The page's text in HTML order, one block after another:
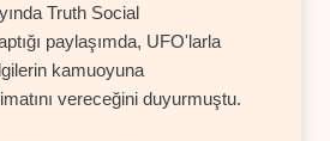
Truth Social
paylaşımda, UFO'larla
kamuoyuna
vereceğini duyurmuştu.